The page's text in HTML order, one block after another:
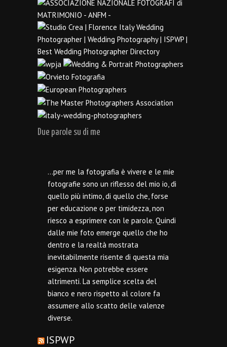
Due parole su di me
…per me la fotografia è vivere e le mie
fotografie sono un riflesso del mio io, di
quello più intimo, di quello che, forse
per educazione o per timidezza, non
riesco a esprimere con le parole. Quindi
dalle mie foto emerge quello che ho
dentro e la realtà mostrata
inevitabilmente risente di questa mia
esigenza. Non potrebbe essere
altrimenti. La semplice scelta del
bianco e nero rispetto al colore fa
assumere allo scatto delle valenze
diverse.
ISPWP